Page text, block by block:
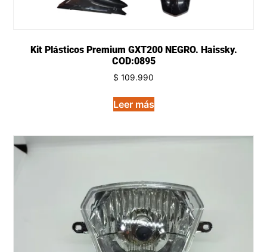
Kit Plásticos Premium GXT200 NEGRO. Haissky.
COD:0895
$ 109.990
Leer más